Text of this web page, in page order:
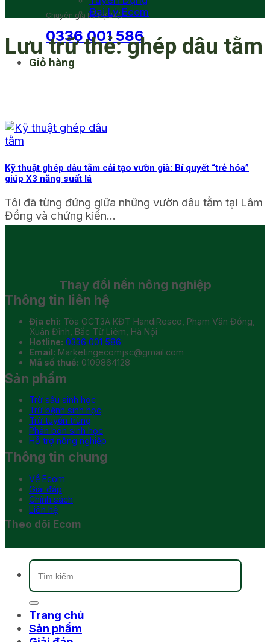
Chuyên gia hỗ trợ 24/7
0336 001 586
Giỏ hàng
Đại Lý Ecom
Lưu trữ thẻ:ghép dâu tằm
Kỹ thuật ghép dâu tằm cải tạo vườn già: Bí quyết “trẻ hóa”
giúp X3 năng suất lá
Tôi đã từng đứng giữa những vườn dâu tằm tại Lâm
Đồng và chứng kiến...
Thay đổi nền nông nghiệp
Thông tin liên hệ
Địa chỉ: Tòa OCT3A KĐT HandiResco, Phạm Văn Đồng,
Xuân Đỉnh, Bắc Từ Liêm, Hà Nội
Hotline: 0336 001 586
Email: Marketingecomjsc@gmail.com
Mã số thuế: 0109864128
Sản phẩm
Trừ sâu sinh học
Trừ bệnh sinh học
Trừ tuyến trùng
Phân bón sinh học
Hỗ trợ nông nghiệp
Thông tin chung
Về Ecom
Giải đáp
Chính sách
Liên hệ
Theo dõi Ecom
Tìm
kiếm:
Trang chủ
Sản phẩm